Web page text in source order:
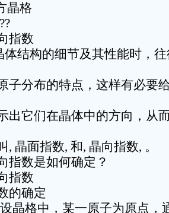
晶格
指数
体结构的细节及其性能时，
子分布的特点，这样有必要
出它们在晶体中的方向，从
, 晶面指数, 和, 晶向指数, 。
指数是如何确定？
指数
的确定
晶格中，某一原子为原点，